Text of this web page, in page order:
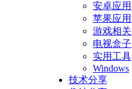
安卓应用
苹果应用
游戏相关
电视盒子
实用工具
Windows
技术分享